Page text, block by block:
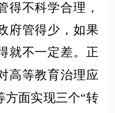
得不科学合理，
府管得少，如果
就不一定差。 正
高等教育治理应
方面实现三个“转